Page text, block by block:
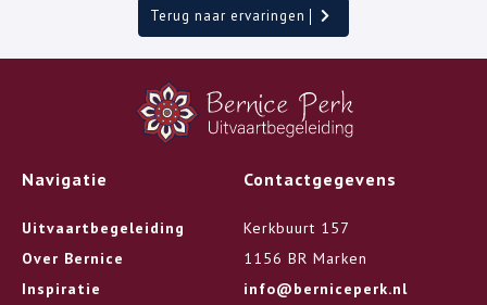
Terug naar ervaringen
Navigatie
Uitvaartbegeleiding
Over Bernice
Inspiratie
Contactgegevens
Kerkbuurt 157
1156 BR Marken
info@berniceperk.nl